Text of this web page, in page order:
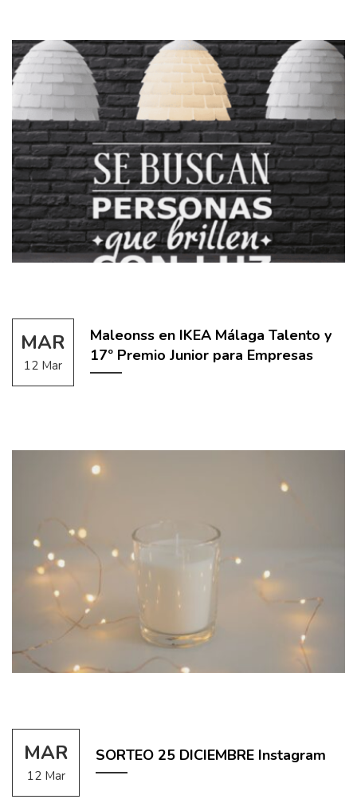
MAR
12 Mar
Maleonss en IKEA Málaga Talento y
17º Premio Junior para Empresas
MAR
12 Mar
SORTEO 25 DICIEMBRE Instagram